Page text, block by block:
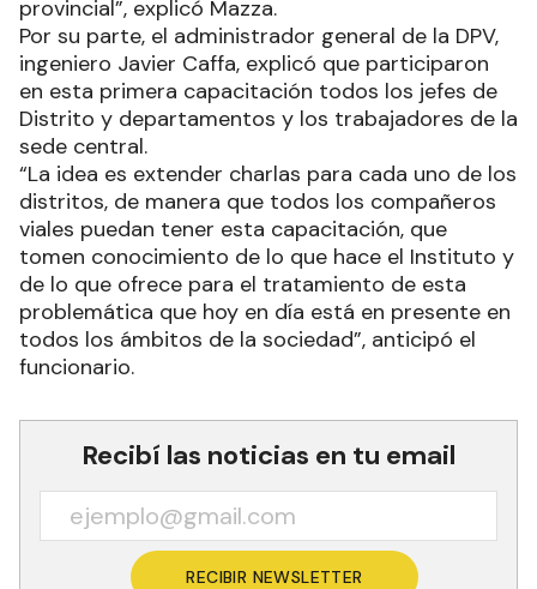
provincial”, explicó Mazza.
Por su parte, el administrador general de la DPV,
ingeniero Javier Caffa, explicó que participaron
en esta primera capacitación todos los jefes de
Distrito y departamentos y los trabajadores de la
sede central.
“La idea es extender charlas para cada uno de los
distritos, de manera que todos los compañeros
viales puedan tener esta capacitación, que
tomen conocimiento de lo que hace el Instituto y
de lo que ofrece para el tratamiento de esta
problemática que hoy en día está en presente en
todos los ámbitos de la sociedad”, anticipó el
funcionario.
Recibí las noticias en tu email
RECIBIR NEWSLETTER